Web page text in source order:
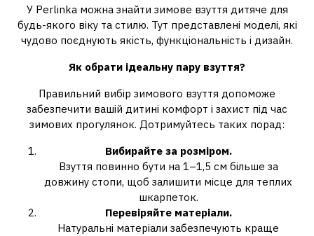
У Perlinka можна знайти зимове взуття дитяче для
будь-якого віку та стилю. Тут представлені моделі, які
чудово поєднують якість, функціональність і дизайн.
Як обрати ідеальну пару взуття?
Правильний вибір зимового взуття допоможе
забезпечити вашій дитині комфорт і захист під час
зимових прогулянок. Дотримуйтесь таких порад:
Вибирайте за розміром.
Взуття повинно бути на 1–1,5 см більше за
довжину стопи, щоб залишити місце для теплих
шкарпеток.
Перевіряйте матеріали.
Натуральні матеріали забезпечують краще